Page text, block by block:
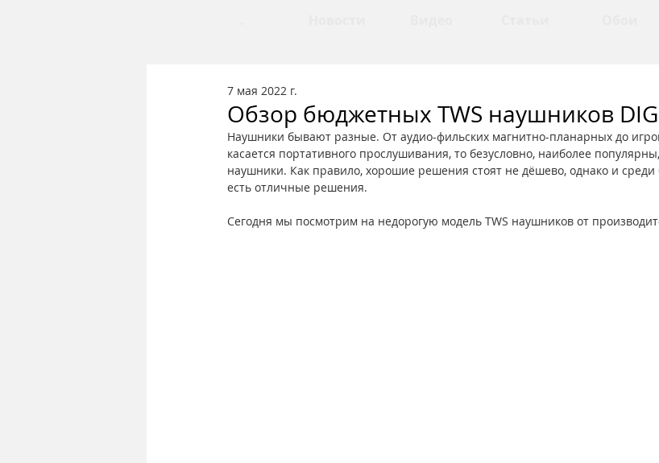
Обзор бюджетных TWS наушников
7 мая 2022 г.
Наушники бывают разные. От аудио-фильских магнитно-планарных до
касается портативного прослушивания, то безусловно, наиболее
наушники. Как правило, хорошие решения стоят не дёшево, однако и
есть отличные решения.
Сегодня мы посмотрим на недорогую модель TWS наушников от